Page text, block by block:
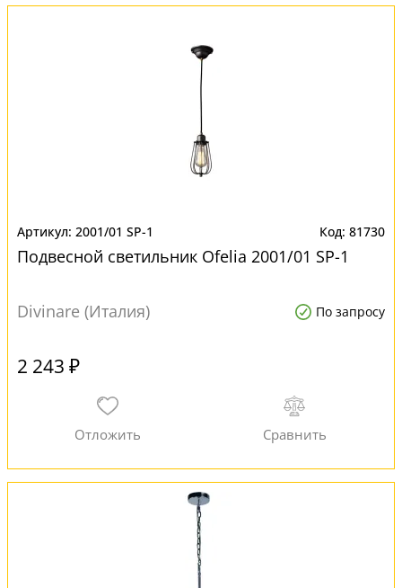
2001/01 SP-1 81730
Подвесной светильник Ofelia 2001/01 SP-1
Divinare (Италия) По запросу
2 243 ₽